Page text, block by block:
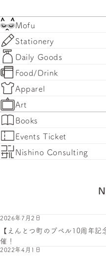
Mofu
Stationery
Daily Goods
Food/Drink
Apparel
Art
Books
Events Ticket
Nishino Consulting
2026年7月2日
【えんとつ町のプペル10周年
催！
2022年4月1日